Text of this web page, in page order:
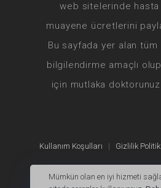
web sitelerinde hasta
muayene ücretlerini
Bu sayfada yer alan tüm
bilgilendirme amaçlı
için mutlaka
Kullanım Koşulları | Gizlilik
Mümkün olan en iyi hizmeti